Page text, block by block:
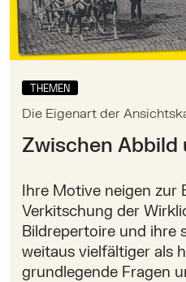
THEMEN
Die Eigenart der
Zwischen Abbild
Ihre Motive neigen zur
Verkitschung der
Bildrepertoire und ihre
weitaus vielfältiger als
grundlegende Fragen